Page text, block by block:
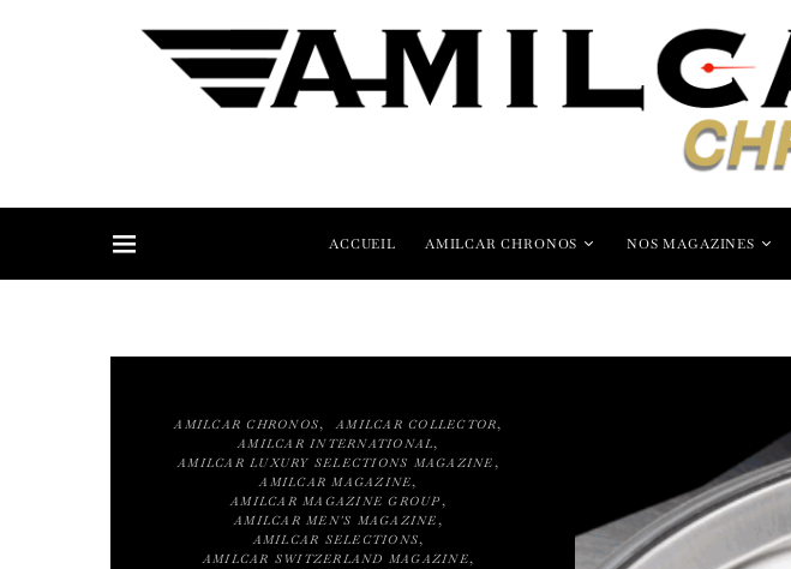
ACCUEIL AMILCAR CHRONOS NOS MAGAZINES
AMILCAR CHRONOS
AMILCAR COLLECTOR
AMILCAR INTERNATIONAL
AMILCAR LUXURY SELECTIONS MAGAZINE
AMILCAR MAGAZINE
AMILCAR MAGAZINE GROUP
AMILCAR MEN'S MAGAZINE
AMILCAR SELECTIONS
AMILCAR SWITZERLAND MAGAZINE